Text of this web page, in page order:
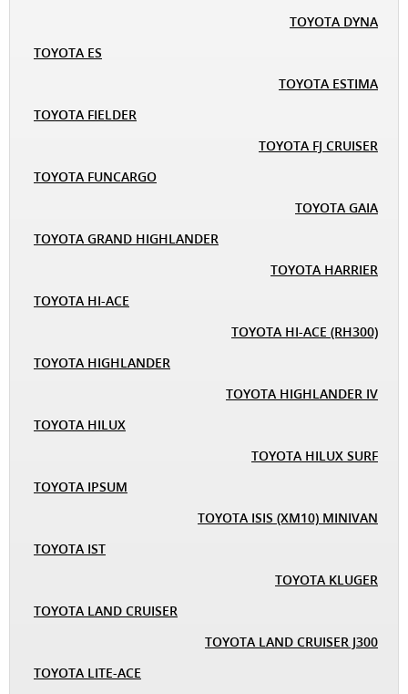
TOYOTA DYNA
TOYOTA ES
TOYOTA ESTIMA
TOYOTA FIELDER
TOYOTA FJ CRUISER
TOYOTA FUNCARGO
TOYOTA GAIA
TOYOTA GRAND HIGHLANDER
TOYOTA HARRIER
TOYOTA HI-ACE
TOYOTA HI-ACE (RH300)
TOYOTA HIGHLANDER
TOYOTA HIGHLANDER IV
TOYOTA HILUX
TOYOTA HILUX SURF
TOYOTA IPSUM
TOYOTA ISIS (XM10) MINIVAN
TOYOTA IST
TOYOTA KLUGER
TOYOTA LAND CRUISER
TOYOTA LAND CRUISER J300
TOYOTA LITE-ACE